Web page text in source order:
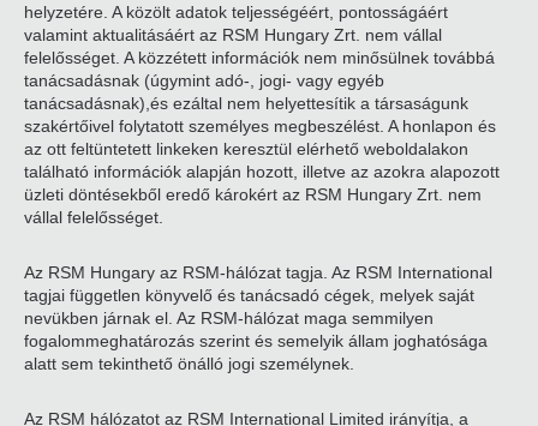
helyzetére. A közölt adatok teljességéért, pontosságáért
valamint aktualitásáért az RSM Hungary Zrt. nem vállal
felelősséget. A közzétett információk nem minősülnek továbbá
tanácsadásnak (úgymint adó-, jogi- vagy egyéb
tanácsadásnak),és ezáltal nem helyettesítik a társaságunk
szakértőivel folytatott személyes megbeszélést. A honlapon és
az ott feltüntetett linkeken keresztül elérhető weboldalakon
található információk alapján hozott, illetve az azokra alapozott
üzleti döntésekből eredő károkért az RSM Hungary Zrt. nem
vállal felelősséget.
Az RSM Hungary az RSM-hálózat tagja. Az RSM International
tagjai független könyvelő és tanácsadó cégek, melyek saját
nevükben járnak el. Az RSM-hálózat maga semmilyen
fogalommeghatározás szerint és semelyik állam joghatósága
alatt sem tekinthető önálló jogi személynek.
Az RSM hálózatot az RSM International Limited irányítja, a